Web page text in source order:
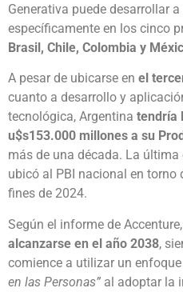
Generativa puede desarrollar
específicamente en los cinco
Brasil, Chile, Colombia y
A pesar de ubicarse en el
cuanto a desarrollo y
tecnológica, Argentina tendría
u$s153.000 millones a su
más de una década. La
ubicó al PBI nacional en
fines de 2024.
Según el informe de
alcanzarse en el año 2038,
comience a utilizar un
en las Personas” al adoptar la